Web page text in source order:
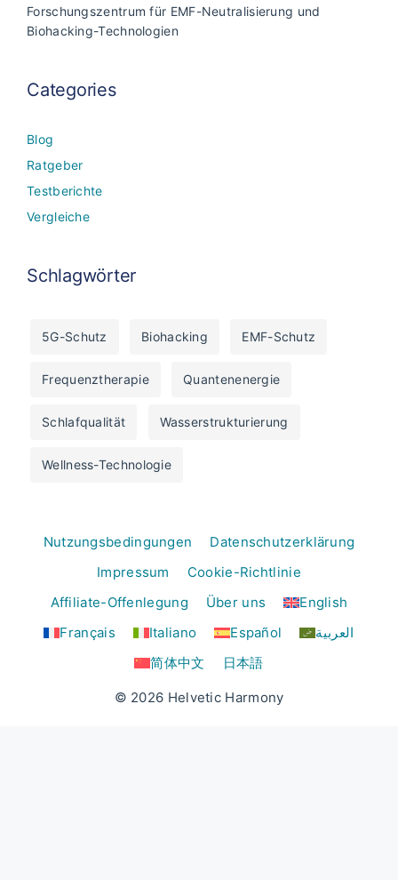
Forschungszentrum für EMF-Neutralisierung und
Biohacking-Technologien
Categories
Blog
Ratgeber
Testberichte
Vergleiche
Schlagwörter
5G-Schutz Biohacking EMF-Schutz
Frequenztherapie Quantenenergie
Schlafqualität Wasserstrukturierung
Wellness-Technologie
Nutzungsbedingungen
Datenschutzerklärung
Impressum
Cookie-Richtlinie
Affiliate-Offenlegung
Über uns
English
Français
Italiano Español
العربية
简体中文
日本語
© 2026 Helvetic Harmony